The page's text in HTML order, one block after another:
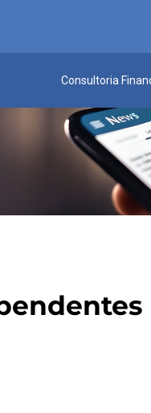
Consultoria